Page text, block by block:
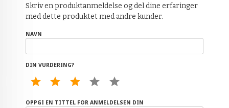
Skriv en produktanmeldelse og del dine erfaringer
med dette produktet med andre kunder.
NAVN
DIN VURDERING?
1 STAR2 STAR3 STAR4 STAR
OPPGI EN TITTEL FOR ANMELDELSEN DIN